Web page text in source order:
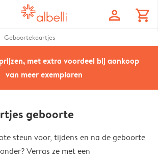
profile shopping_cart
Geboortekaartjes
met extra voordeel bij aankoop
van meer exemplaren
geboorte
steun voor, tijdens en na de geboorte
Verras ze met een